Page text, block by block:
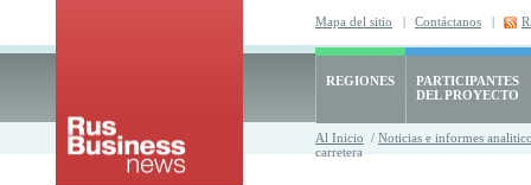
Mapa del sitio | Contáctanos |
REGIONES
PARTICIPANTES
DEL PROYECTO
Al Inicio / Noticias e informes
carretera